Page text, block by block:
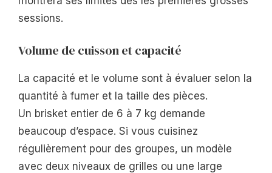
sessions.
Volume de cuisson et capacité
La capacité et le volume sont à évaluer selon la
quantité à fumer et la taille des pièces.
Un brisket entier de 6 à 7 kg demande
beaucoup d’espace. Si vous cuisinez
régulièrement pour des groupes, un modèle
avec deux niveaux de grilles ou une large